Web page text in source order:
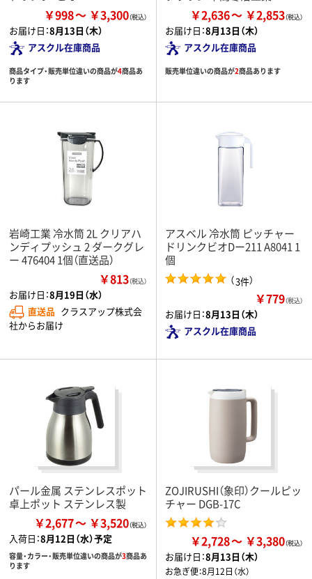
￥998 ￥3,300
お届け日：8月13日（木）
アスクル在庫商品
商品タイプ・販売単位違いの商品が4商品あ
ります
￥2,636 ￥2,853
お届け日：8月13日（木）
アスクル在庫商品
販売単位違いの商品が2商品あります
岩崎工業 冷水筒 2L クリアハ
ンディプッシュ 2 ダークグレ
ー 476404 1個（直送品）
￥813（税込）
お届け日：8月19日（水）
直送品 クラスアップ株式会
社からお届け
アスベル 冷水筒 ピッチャー
ドリンクビオDー211 A8041 1
個
（3件）
￥779（税込）
お届け日：8月13日（木）
アスクル在庫商品
パール金属 ステンレスポット
卓上ポット ステンレス製
￥2,677 ￥3,520
入荷日：8月12日（水）予定
容量・カラー・販売単位違いの商品が3商品あ
ります
ZOJIRUSHI（象印）クールピッ
チャー DGB-17C
￥2,728 ￥3,380
お届け日：8月13日（木）
お急ぎ便：8月12日（水）